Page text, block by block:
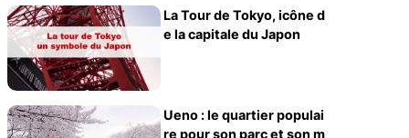
La Tour de Tokyo, icône d
e la capitale du Japon
Ueno : le quartier populai
re pour son parc et son m